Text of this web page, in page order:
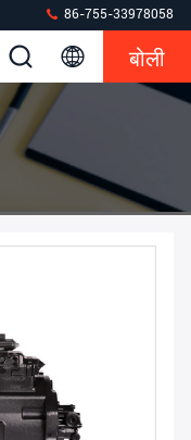
86-755-33978058
बोली